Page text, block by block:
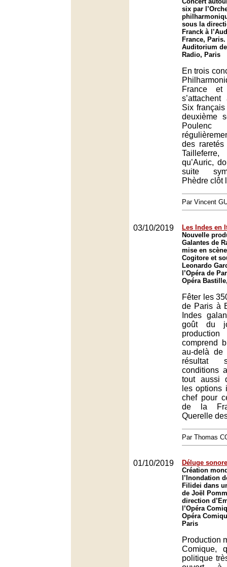
six par
sous la
Franck à
France, Paris.
Auditorium
Radio, Paris
En trois
France et
Six
deuxième
des
qu’Auric,
suite
Phèdre clôt
Par Vincent
03/10/2019
Les Indes en
Nouvelle
Galantes de
mise en
Cogitore et
Leonardo
l’Opéra de
Opéra
Fêter les
de Paris à
Indes
goût du
comprend
au-delà de
résultat
conditions
tout aussi
les options
chef pour
de la
Querelle
Par Thomas
01/10/2019
Déluge sonore
Création
l’Inondation
Filidei dans
de Joël
direction
l’Opéra
Opéra
Paris
Production
Comique,
politique